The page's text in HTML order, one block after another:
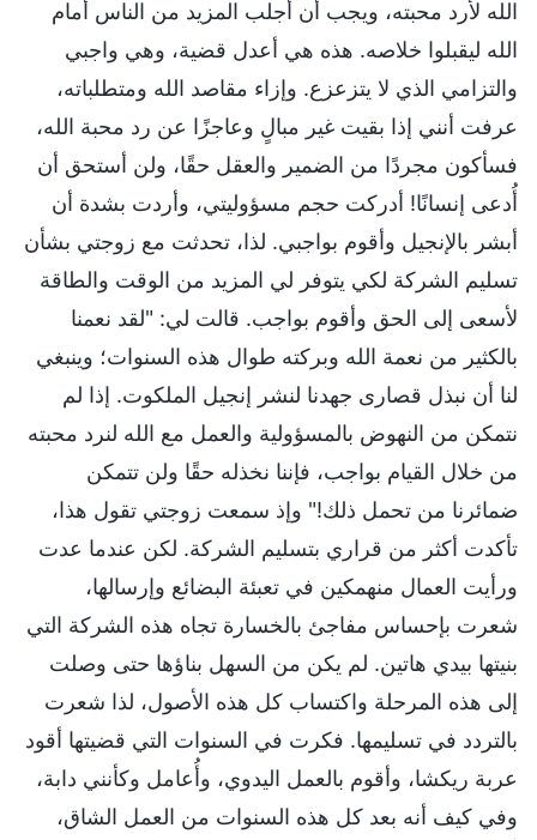
الله لأرد محبته، ويجب أن أجلب المزيد من الناس أمام
الله ليقبلوا خلاصه. هذه هي أعدل قضية، وهي واجبي
والتزامي الذي لا يتزعزع. وإزاء مقاصد الله ومتطلباته،
عرفت أنني إذا بقيت غير مبالٍ وعاجزًا عن رد محبة الله،
فسأكون مجردًا من الضمير والعقل حقًا، ولن أستحق أن
أُدعى إنسانًا! أدركت حجم مسؤوليتي، وأردت بشدة أن
أبشر بالإنجيل وأقوم بواجبي. لذا، تحدثت مع زوجتي بشأن
تسليم الشركة لكي يتوفر لي المزيد من الوقت والطاقة
لأسعى إلى الحق وأقوم بواجب. قالت لي: "لقد نعمنا
بالكثير من نعمة الله وبركته طوال هذه السنوات؛ وينبغي
لنا أن نبذل قصارى جهدنا لنشر إنجيل الملكوت. إذا لم
نتمكن من النهوض بالمسؤولية والعمل مع الله لنرد محبته
من خلال القيام بواجب، فإننا نخذله حقًا ولن تتمكن
ضمائرنا من تحمل ذلك!" وإذ سمعت زوجتي تقول هذا،
تأكدت أكثر من قراري بتسليم الشركة. لكن عندما عدت
ورأيت العمال منهمكين في تعبئة البضائع وإرسالها،
شعرت بإحساس مفاجئ بالخسارة تجاه هذه الشركة التي
بنيتها بيدي هاتين. لم يكن من السهل بناؤها حتى وصلت
إلى هذه المرحلة واكتساب كل هذه الأصول، لذا شعرت
بالتردد في تسليمها. فكرت في السنوات التي قضيتها أقود
عربة ريكشا، وأقوم بالعمل اليدوي، وأُعامل وكأنني دابة،
وفي كيف أنه بعد كل هذه السنوات من العمل الشاق،